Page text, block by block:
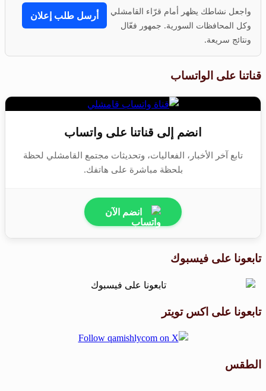
واجعل نشاطك يظهر أمام قرّاء القامشلي
وكل المحافظات السورية. جمهور فعّال
ونتائج سريعة.
أرسل طلب إعلان
قناتنا على الواتساب
انضم إلى قناتنا على واتساب
تابع آخر الأخبار، الفعاليات، وتحديثات مجتمع القامشلي لحظة
بلحظة مباشرة على هاتفك.
انضم الآن
تابعونا على فيسبوك
تابعونا على اكس تويتر
الطقس